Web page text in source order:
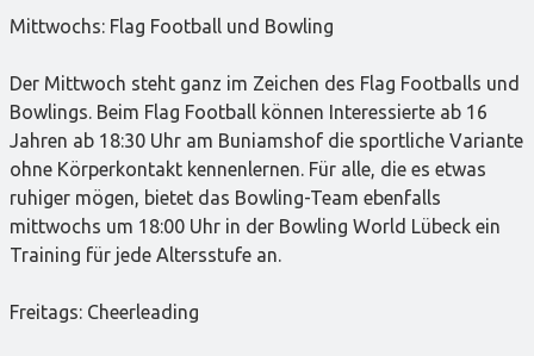
Mittwochs: Flag Football und Bowling
Der Mittwoch steht ganz im Zeichen des Flag Footballs und
Bowlings. Beim Flag Football können Interessierte ab 16
Jahren ab 18:30 Uhr am Buniamshof die sportliche Variante
ohne Körperkontakt kennenlernen. Für alle, die es etwas
ruhiger mögen, bietet das Bowling-Team ebenfalls
mittwochs um 18:00 Uhr in der Bowling World Lübeck ein
Training für jede Altersstufe an.
Freitags: Cheerleading